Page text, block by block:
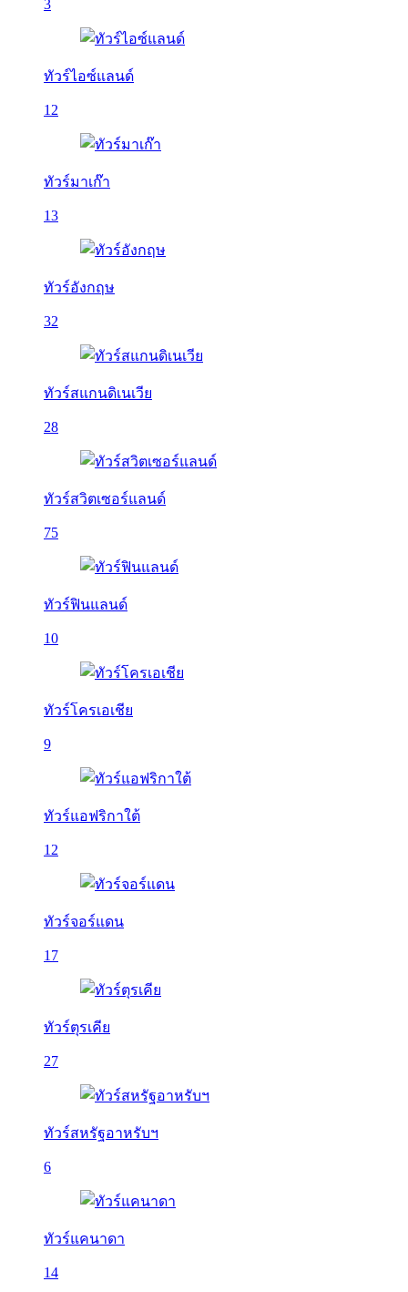
3
ทัวร์ไอซ์แลนด์
12
ทัวร์มาเก๊า
13
ทัวร์อังกฤษ
32
ทัวร์สแกนดิเนเวีย
28
ทัวร์สวิตเซอร์แลนด์
75
ทัวร์ฟินแลนด์
10
ทัวร์โครเอเชีย
9
ทัวร์แอฟริกาใต้
12
ทัวร์จอร์แดน
17
ทัวร์ตุรเคีย
27
ทัวร์สหรัฐอาหรับฯ
6
ทัวร์แคนาดา
14